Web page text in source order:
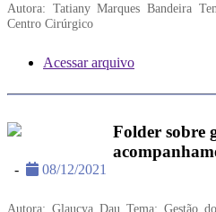
Autora: Tatiany Marques Bandeira
Centro Cirúrgico
Acessar arquivo
Folder sobre
- 08/12/2021
Autora: Glaucya Dau Tema: Gestão